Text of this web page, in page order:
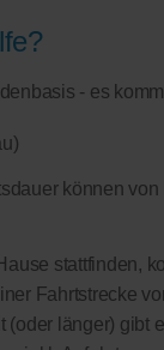
- es
können
stattfinden,
Fahrtstrecke
länger) gibt